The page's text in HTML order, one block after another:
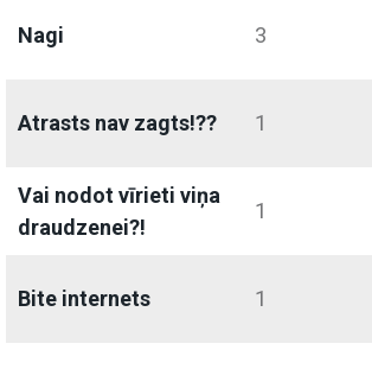
Nagi 3
Atrasts nav zagts!?? 1
Vai nodot vīrieti viņa
draudzenei?!
1
Bite internets 1